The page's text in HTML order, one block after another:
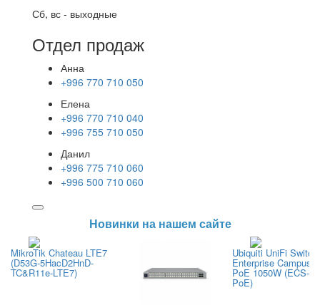
Сб, вс - выходные
Отдел продаж
Анна
+996 770 710 050
Елена
+996 770 710 040
+996 755 710 050
Данил
+996 775 710 060
+996 500 710 060
Новинки на нашем сайте
MikroTik Chateau LTE7
(D53G-5HacD2HnD-
TC&R11e-LTE7)
Ubiquiti UniFi Switch
Enterprise Campus
PoE 1050W (ECS-
PoE)